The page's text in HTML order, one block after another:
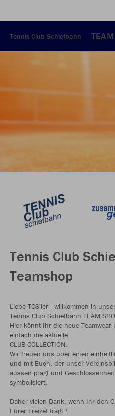
Tennis Club Schiefbahn
Tennis Club
Teamshop
Liebe TCS'ler - willkommen in
Tennis Club Schiefbahn TEAM
Hier könnt Ihr die neue Teamwear
einfach die aktuelle
CLUB COLLECTION.
Wir freuen uns über einen
und mit Euch, der unser
aussen prägt und Geschlossenheit
symbolisiert.
Daher vielen Dank, wenn Ihr den
Eurer Freizet tragt !